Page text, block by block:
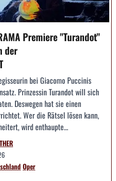
Premiere "Turandot"
der
bei Giacomo Puccinis
Prinzessin Turandot will sich
Deswegen hat sie einen
Wer die Rätsel lösen kann,
wird enthaupte...
Oper